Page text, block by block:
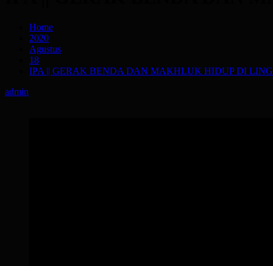
Home
2020
Agustus
18
IPA || GERAK BENDA DAN MAKHLUK HIDUP DI
admin